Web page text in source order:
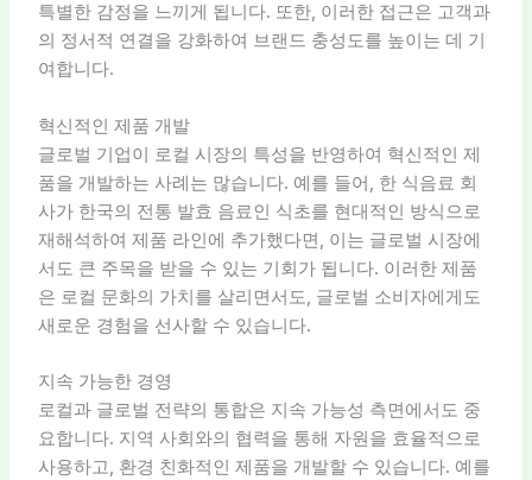
특별한 감정을 느끼게 됩니다. 또한, 이러한 접근은 고객과
의 정서적 연결을 강화하여 브랜드 충성도를 높이는 데 기
여합니다.
혁신적인 제품 개발
글로벌 기업이 로컬 시장의 특성을 반영하여 혁신적인 제
품을 개발하는 사례는 많습니다. 예를 들어, 한 식음료 회
사가 한국의 전통 발효 음료인 식초를 현대적인 방식으로
재해석하여 제품 라인에 추가했다면, 이는 글로벌 시장에
서도 큰 주목을 받을 수 있는 기회가 됩니다. 이러한 제품
은 로컬 문화의 가치를 살리면서도, 글로벌 소비자에게도
새로운 경험을 선사할 수 있습니다.
지속 가능한 경영
로컬과 글로벌 전략의 통합은 지속 가능성 측면에서도 중
요합니다. 지역 사회와의 협력을 통해 자원을 효율적으로
사용하고, 환경 친화적인 제품을 개발할 수 있습니다. 예를